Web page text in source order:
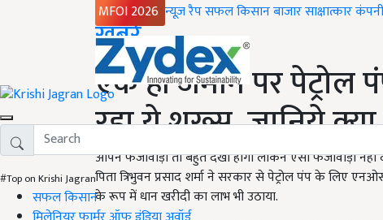
MFOI 2026 न्यूज़ रैपसफल किसानबाजारसाक्षात्कार
#Top on Krishi Jagran
सफल किसान
Home
ख़बरें
एक ही जमीन पर
रहा ये शख्स, जानिये क्या
आपने फर्जीवाड़ा तो बहुत देखा होगा लेकिन ऐसा फर्जीवाड़ा
पिता त्रिभुवन प्रसाद शर्मा ने सरकार से पेट्रोल पंप के लिए
के रूप में धान खरीदी का लाभ भी उठाया.